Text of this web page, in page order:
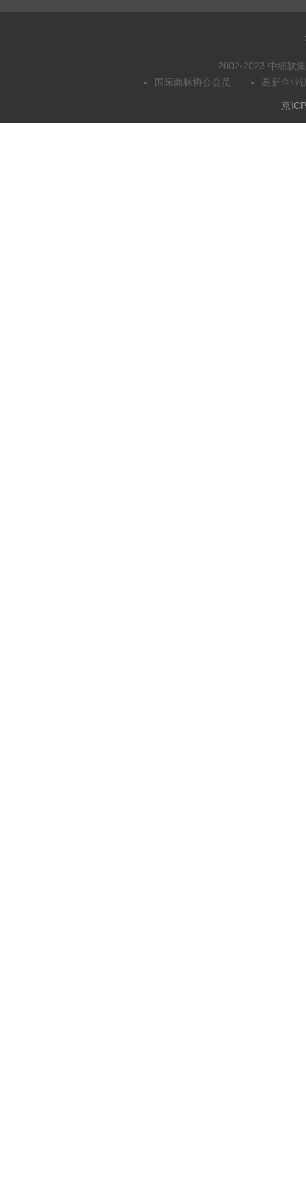
2002-2023 中细软
国际商标协会会员
高新企业
京